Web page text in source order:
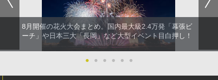
8月開催の花火大会まとめ。国内最大級2.4万発「幕張ビ
ーチ」や日本三大「長岡」など大型イベント目白押し！
● ● ● ● ● ●